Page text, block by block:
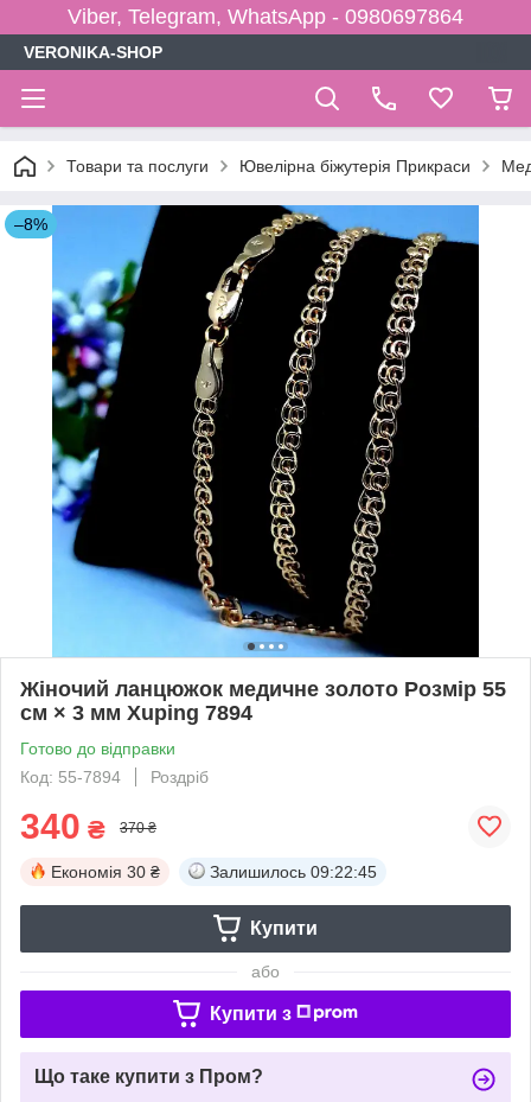
Viber, Telegram, WhatsApp - 0980697864
VERONIKA-SHOP
Товари та послуги Ювелірна біжутерія Прикраси
–8%
Жіночий ланцюжок медичне золото Розмір 55
см × 3 мм Xuping 7894
Готово до відправки
Код: 55-7894
Роздріб
340 ₴ 370 ₴
Економія 30 ₴ Залишилось 09:22:44
Купити
або
Купити з
Що таке купити з Пром?